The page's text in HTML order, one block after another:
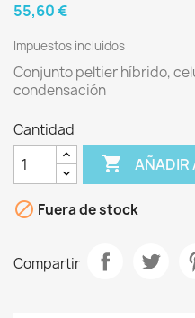
55,60 €
Impuestos incluidos
Conjunto peltier híbrido,
condensación
Cantidad
 AÑADIR
 Fuera de stock
Compartir